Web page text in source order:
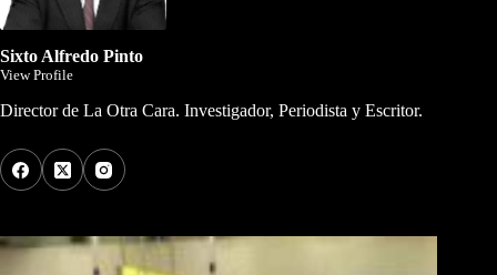
Sixto Alfredo Pinto
View Profile
Director de La Otra Cara. Investigador, Periodista y Escritor.